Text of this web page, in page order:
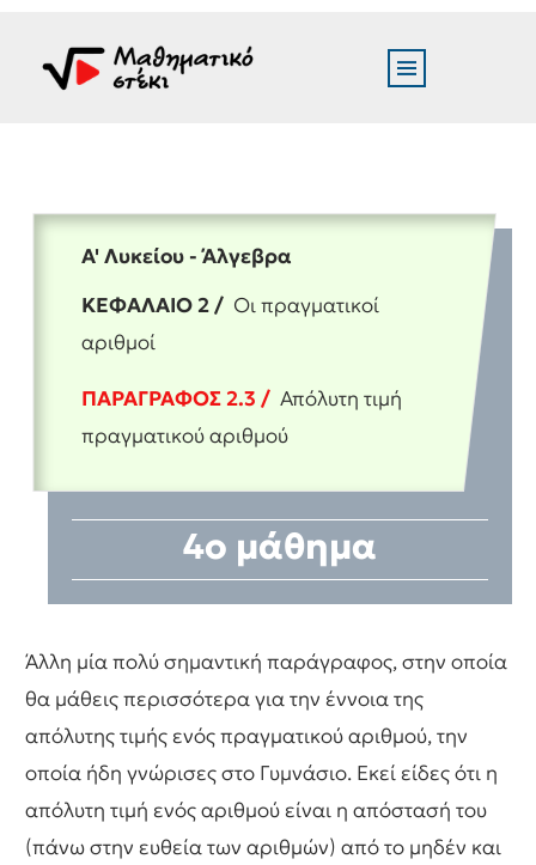
Α' Λυκείου - Άλγεβρα
ΚΕΦΑΛΑΙΟ 2 / Οι πραγματικοί
αριθμοί
ΠΑΡΑΓΡΑΦΟΣ 2.3 / Απόλυτη τιμή
πραγματικού αριθμού
4ο μάθημα
Άλλη μία πολύ σημαντική παράγραφος, στην οποία
θα μάθεις περισσότερα για την έννοια της
απόλυτης τιμής ενός πραγματικού αριθμού, την
οποία ήδη γνώρισες στο Γυμνάσιο. Εκεί είδες ότι η
απόλυτη τιμή ενός αριθμού είναι η απόστασή του
(πάνω στην ευθεία των αριθμών) από το μηδέν και